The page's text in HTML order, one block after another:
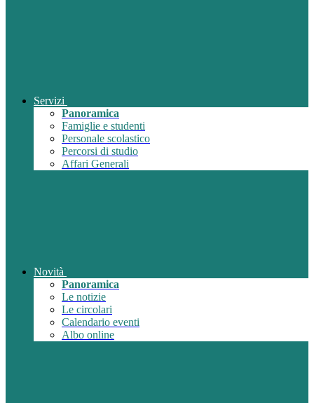
Servizi
Panoramica
Famiglie e studenti
Personale scolastico
Percorsi di studio
Affari Generali
Novità
Panoramica
Le notizie
Le circolari
Calendario eventi
Albo online